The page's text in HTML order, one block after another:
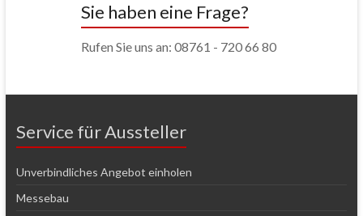
Sie haben eine Frage?
Rufen Sie uns an: 08761 - 720 66 80
Service für Aussteller
Unverbindliches Angebot einholen
Messebau